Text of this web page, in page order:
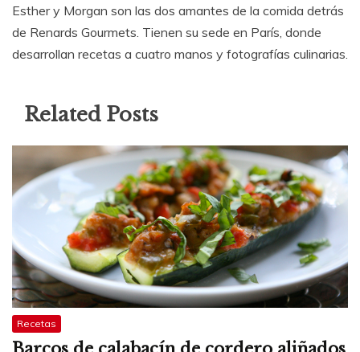
Esther y Morgan son las dos amantes de la comida detrás
de Renards Gourmets. Tienen su sede en París, donde
desarrollan recetas a cuatro manos y fotografías culinarias.
Related Posts
Recetas